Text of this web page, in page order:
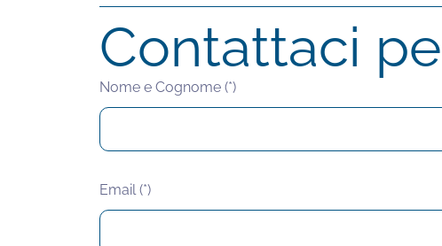
Contattaci
Nome e Cognome (*)
Email (*)